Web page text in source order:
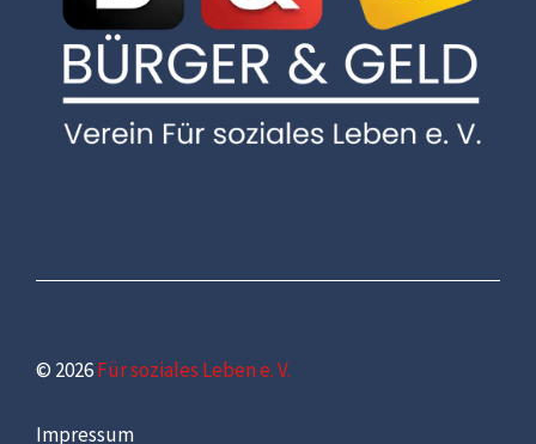
© 2026Für soziales Leben e. V.
Impressum